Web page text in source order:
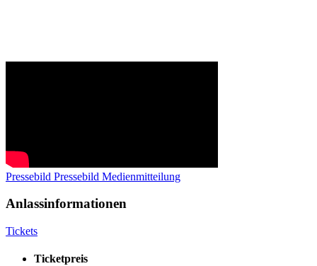
Pressebild Pressebild Medienmitteilung
Anlassinformationen
Tickets
Ticketpreis